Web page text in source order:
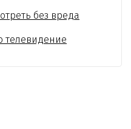
без вреда
телевидение